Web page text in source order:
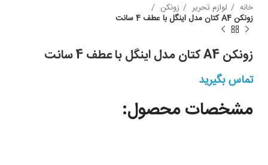
خانه لوازم تحریر
زونکن
زونکن A4 کتان مدل اینگل با عطف 4 سانت
زونکن A4 کتان مدل اینگل با عطف 4 سانت
تماس بگیرید
مشخصات محصول: